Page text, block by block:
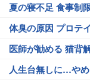
夏の寝不足 食事制
体臭の原因 プロテ
医師が勧める 猫背
人生台無しに…や